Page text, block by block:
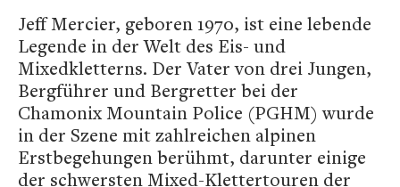
Jeff Mercier, geboren 1970, ist eine lebende
Legende in der Welt des Eis- und
Mixedkletterns. Der Vater von drei Jungen,
Bergführer und Bergretter bei der
Chamonix Mountain Police (PGHM) wurde
in der Szene mit zahlreichen alpinen
Erstbegehungen berühmt, darunter einige
der schwersten Mixed-Klettertouren der